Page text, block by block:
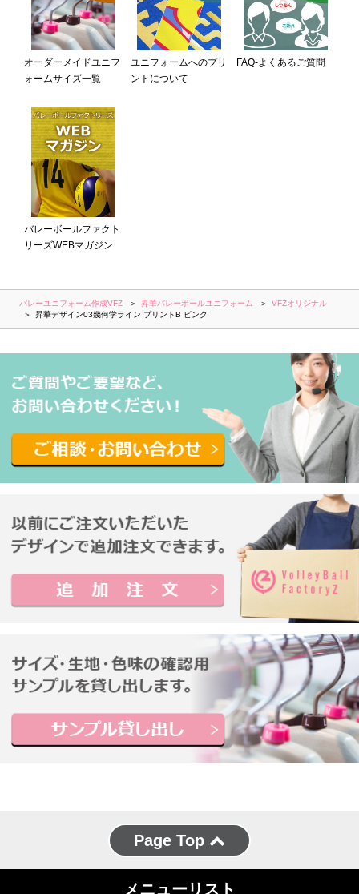
オーダーメイドユニフ
ォームサイズ一覧
ユニフォームへのプリ
ントについて
FAQ-よくあるご質問
バレーボールファクト
リーズWEBマガジン
バレーユニフォーム作成VFZ 昇華バレーボールユニフォーム
VFZオリジナル
昇華デザイン03幾何学ライン プリントB ピンク
Page Top
メニューリスト